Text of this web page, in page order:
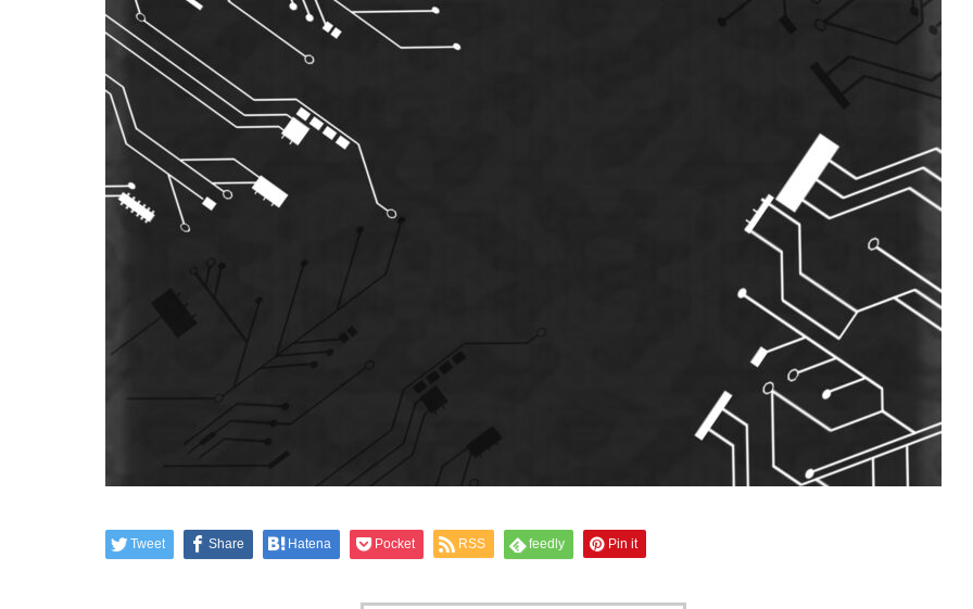
Tweet Share Hatena Pocket RSS feedly Pin it